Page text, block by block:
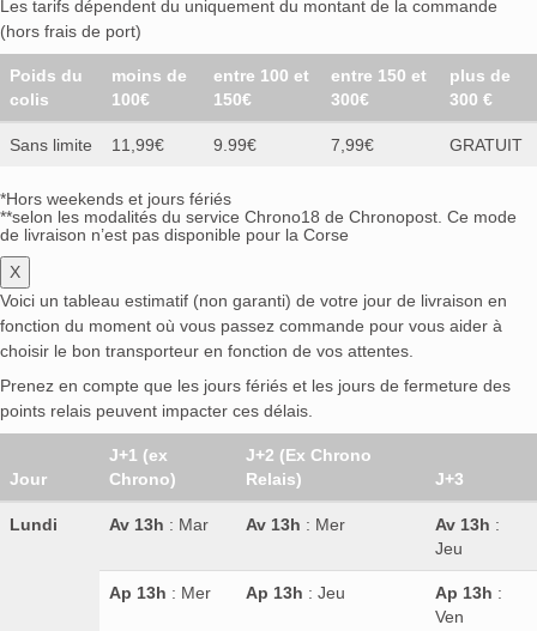
Les tarifs dépendent du uniquement du montant de la commande
(hors frais de port)
Poids du
colis
moins de
100€
entre 100 et
150€
entre 150 et
300€
plus de
300 €
Sans limite 11,99€ 9.99€ 7,99€ GRATUIT
*Hors weekends et jours fériés
**selon les modalités du service Chrono18 de Chronopost. Ce mode
de livraison n’est pas disponible pour la Corse
X
Voici un tableau estimatif (non garanti) de votre jour de livraison en
fonction du moment où vous passez commande pour vous aider à
choisir le bon transporteur en fonction de vos attentes.
Prenez en compte que les jours fériés et les jours de fermeture des
points relais peuvent impacter ces délais.
Jour
J+1 (ex
Chrono)
J+2 (Ex Chrono
Relais)
J+3
Lundi Av 13h : Mar Av 13h : Mer Av 13h :
Jeu
Ap 13h : Mer Ap 13h : Jeu Ap 13h :
Ven